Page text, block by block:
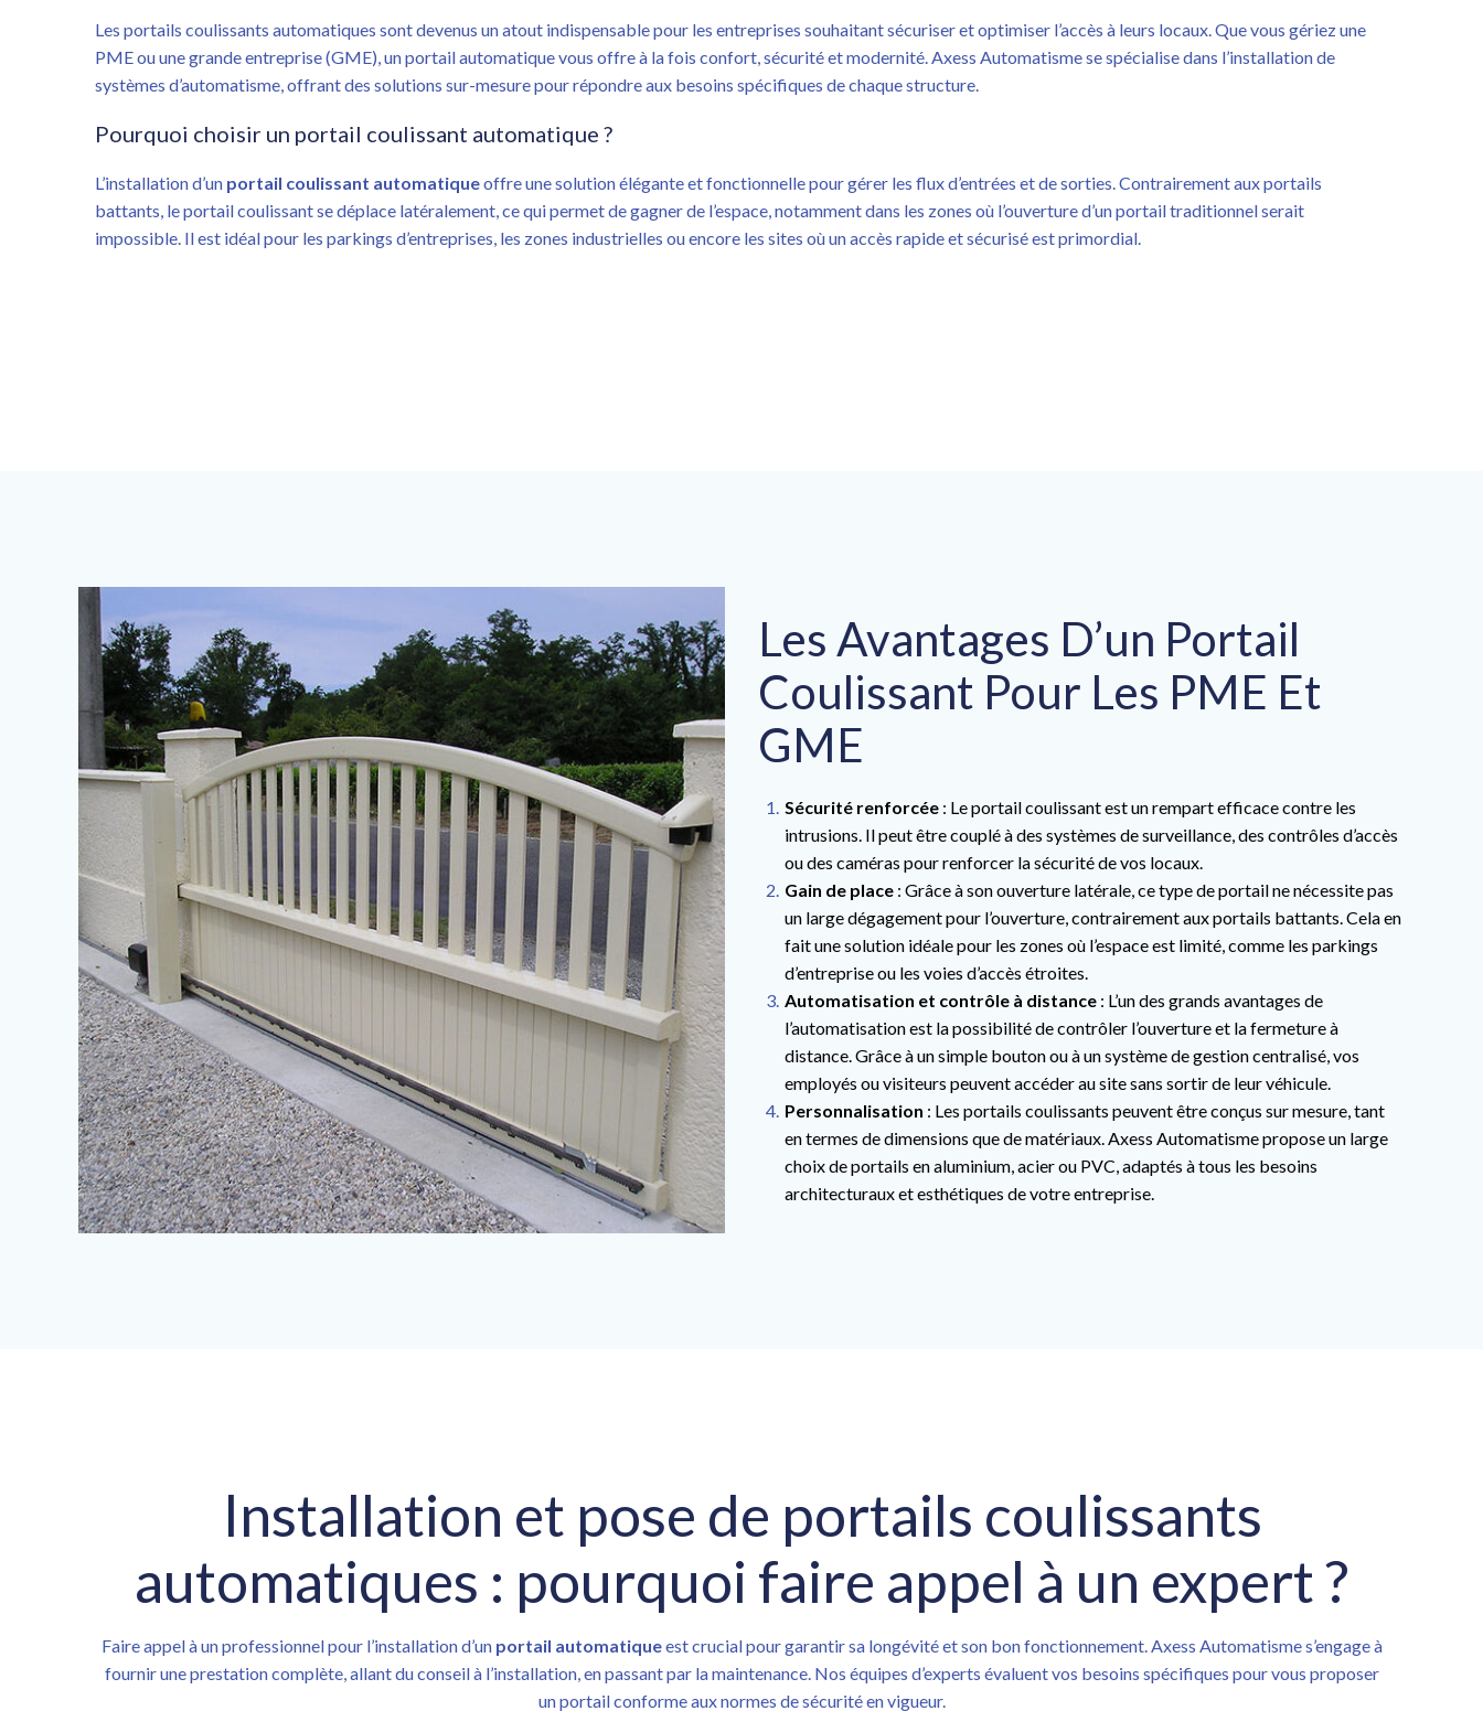
Les portails coulissants automatiques sont devenus un atout indispensable pour les entreprises souhaitant sécuriser et optimiser l’accès à leurs locaux. Que vous gériez une
PME ou une grande entreprise (GME), un portail automatique vous offre à la fois confort, sécurité et modernité. Axess Automatisme se spécialise dans l’installation de
systèmes d’automatisme, offrant des solutions sur-mesure pour répondre aux besoins spécifiques de chaque structure.
Pourquoi choisir un portail coulissant automatique ?
L’installation d’un portail coulissant automatiqueoffre une solution élégante et fonctionnelle pour gérer les flux d’entrées et de sorties. Contrairement aux portails
battants, le portail coulissant se déplace latéralement, ce qui permet de gagner de l’espace, notamment dans les zones où l’ouverture d’un portail traditionnel serait
impossible. Il est idéal pour les parkings d’entreprises, les zones industrielles ou encore les sites où un accès rapide et sécurisé est primordial.
Les Avantages D’un Portail
Coulissant Pour Les PME Et
GME
Sécurité renforcée: Le portail coulissant est un rempart efficace contre les
intrusions. Il peut être couplé à des systèmes de surveillance, des contrôles d’accès
ou des caméras pour renforcer la sécurité de vos locaux.
Gain de place: Grâce à son ouverture latérale, ce type de portail ne nécessite pas
un large dégagement pour l’ouverture, contrairement aux portails battants. Cela en
fait une solution idéale pour les zones où l’espace est limité, comme les parkings
d’entreprise ou les voies d’accès étroites.
Automatisation et contrôle à distance: L’un des grands avantages de
l’automatisation est la possibilité de contrôler l’ouverture et la fermeture à
distance. Grâce à un simple bouton ou à un système de gestion centralisé, vos
employés ou visiteurs peuvent accéder au site sans sortir de leur véhicule.
Personnalisation : Les portails coulissants peuvent être conçus sur mesure, tant
en termes de dimensions que de matériaux. Axess Automatisme propose un large
choix de portails en aluminium, acier ou PVC, adaptés à tous les besoins
architecturaux et esthétiques de votre entreprise.
Installation et pose de portails coulissants
automatiques : pourquoi faire appel à un expert ?
Faire appel à un professionnel pour l’installation d’un portail automatiqueest crucial pour garantir sa longévité et son bon fonctionnement. Axess Automatisme s’engage à
fournir une prestation complète, allant du conseil à l’installation, en passant par la maintenance. Nos équipes d’experts évaluent vos besoins spécifiques pour vous proposer
un portail conforme aux normes de sécurité en vigueur.